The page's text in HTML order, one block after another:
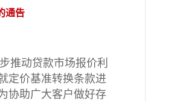
通告
推动贷款市场报价利
定价基准转换条款进
协助广大客户做好存